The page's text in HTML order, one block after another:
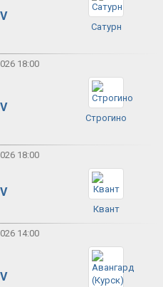
V
Сатурн
18:00
V
Строгино
18:00
V
Квант
14:00
V